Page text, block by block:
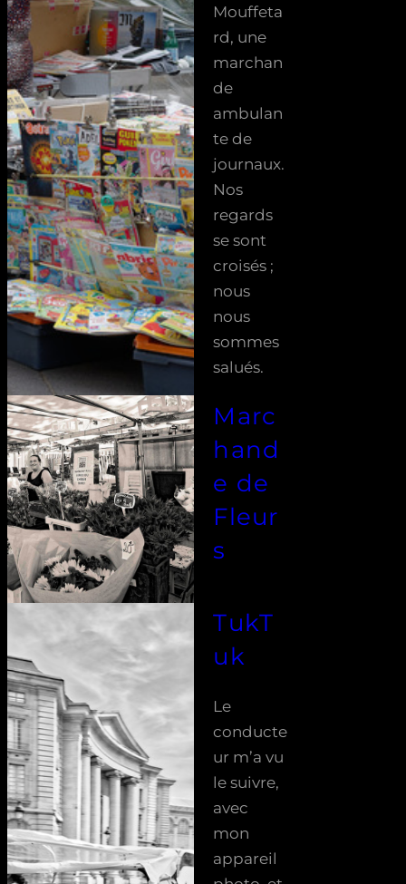
Mouffeta
rd, une
marchan
de
ambulan
te de
journaux.
Nos
regards
se sont
croisés ;
nous
nous
sommes
salués.
Marc
hand
e de
Fleur
s
TukT
uk
Le
conducte
ur m’a vu
le suivre,
avec
mon
appareil